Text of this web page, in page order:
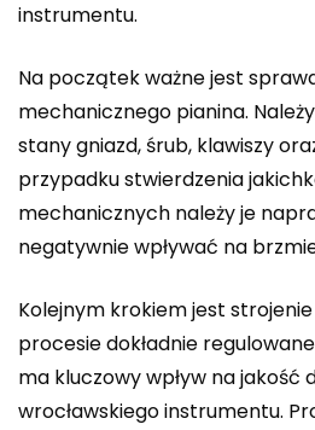
instrumentu.
Na początek ważne jest
mechanicznego pianina.
stany gniazd, śrub, klawiszy
przypadku stwierdzenia
mechanicznych należy je
negatywnie wpływać na
Kolejnym krokiem jest
procesie dokładnie
ma kluczowy wpływ na jakość
wrocławskiego instrumentu.